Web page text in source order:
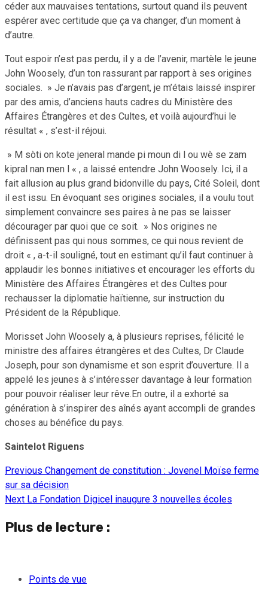
céder aux mauvaises tentations, surtout quand ils peuvent
espérer avec certitude que ça va changer, d’un moment à
d’autre.
Tout espoir n’est pas perdu, il y a de l’avenir, martèle le jeune
John Woosely, d’un ton rassurant par rapport à ses origines
sociales. » Je n’avais pas d’argent, je m’étais laissé inspirer
par des amis, d’anciens hauts cadres du Ministère des
Affaires Étrangères et des Cultes, et voilà aujourd’hui le
résultat « , s’est-il réjoui.
» M sòti on kote jeneral mande pi moun di l ou wè se zam
kipral nan men l « , a laissé entendre John Woosely. Ici, il a
fait allusion au plus grand bidonville du pays, Cité Soleil, dont
il est issu. En évoquant ses origines sociales, il a voulu tout
simplement convaincre ses paires à ne pas se laisser
décourager par quoi que ce soit. » Nos origines ne
définissent pas qui nous sommes, ce qui nous revient de
droit « , a-t-il souligné, tout en estimant qu’il faut continuer à
applaudir les bonnes initiatives et encourager les efforts du
Ministère des Affaires Étrangères et des Cultes pour
rechausser la diplomatie haïtienne, sur instruction du
Président de la République.
Morisset John Woosely a, à plusieurs reprises, félicité le
ministre des affaires étrangères et des Cultes, Dr Claude
Joseph, pour son dynamisme et son esprit d’ouverture. Il a
appelé les jeunes à s’intéresser davantage à leur formation
pour pouvoir réaliser leur rêve.En outre, il a exhorté sa
génération à s’inspirer des aînés ayant accompli de grandes
choses au bénéfice du pays.
Saintelot Riguens
Continue
Reading
Previous Changement de constitution : Jovenel Moïse ferme
sur sa décision
Next La Fondation Digicel inaugure 3 nouvelles écoles
Plus de lecture :
Points de vue